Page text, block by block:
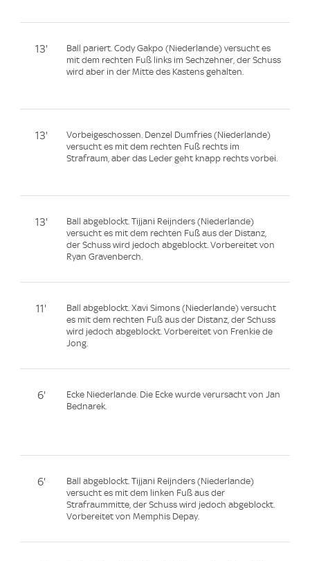
13'
Ball pariert. Cody Gakpo (Niederlande) versucht es
mit dem rechten Fuß links im Sechzehner, der Schuss
wird aber in der Mitte des Kastens gehalten.
13'
Vorbeigeschossen. Denzel Dumfries (Niederlande)
versucht es mit dem rechten Fuß rechts im
Strafraum, aber das Leder geht knapp rechts vorbei.
13'
Ball abgeblockt. Tijjani Reijnders (Niederlande)
versucht es mit dem rechten Fuß aus der Distanz,
der Schuss wird jedoch abgeblockt. Vorbereitet von
Ryan Gravenberch.
11'
Ball abgeblockt. Xavi Simons (Niederlande) versucht
es mit dem rechten Fuß aus der Distanz, der Schuss
wird jedoch abgeblockt. Vorbereitet von Frenkie de
Jong.
6'
Ecke Niederlande. Die Ecke wurde verursacht von Jan
Bednarek.
6'
Ball abgeblockt. Tijjani Reijnders (Niederlande)
versucht es mit dem linken Fuß aus der
Strafraummitte, der Schuss wird jedoch abgeblockt.
Vorbereitet von Memphis Depay.